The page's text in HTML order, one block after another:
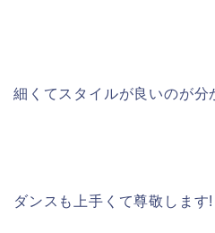
細くてスタイルが良いのが分
ダンスも上手くて尊敬します!